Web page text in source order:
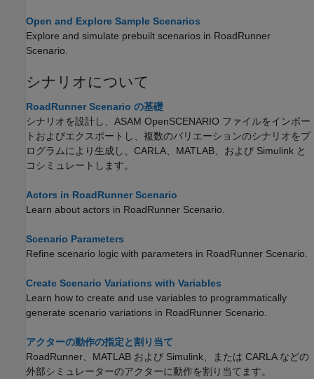
Open and Explore Sample Scenarios
Explore and simulate prebuilt scenarios in RoadRunner
Scenario
シナリオについて
RoadRunner Scenario の基礎
シナリオを設計し、ASAM OpenSCENARIO ファイルをインポー
トおよびエクスポートし、複数のバリエーションのシナリオをプ
ログラムにより生成し、 CARLA 、MATLAB、および Simulink と
コシミュレートします。
Actors in RoadRunner Scenario
Learn about actors in RoadRunner Scenario
Scenario Parameters
Refine scenario logic with parameters in RoadRunner Scenario
Create Scenario Variations with Variables
Learn how to create and use variables to programmatically
generate scenario variations in RoadRunner Scenario
アクターの動作の指定と割り当て
RoadRunner 、MATLAB および Simulink、または CARLAなどの
外部シミュレーターのアクターに動作を割り当てます。